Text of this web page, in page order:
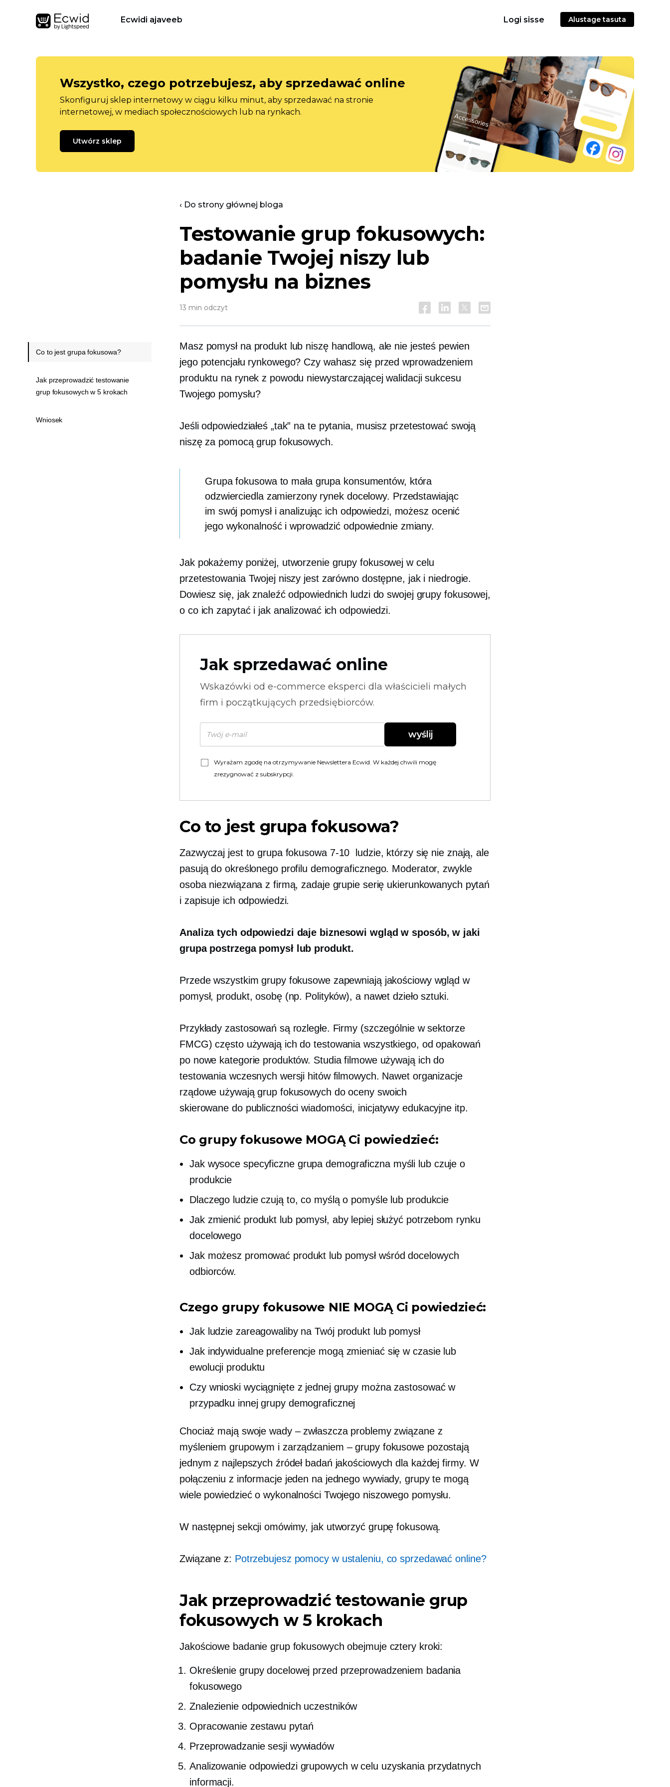
Ecwidi ajaveeb Logi sisse Alustage tasuta
Wszystko, czego potrzebujesz, aby sprzedawać online
Skonfiguruj sklep internetowy w ciągu kilku minut, aby sprzedawać na stronie
internetowej, w mediach społecznościowych lub na rynkach.
Utwórz sklep
‹ Do strony głównej bloga
Testowanie grup fokusowych:
badanie Twojej niszy lub
pomysłu na biznes
13 min odczyt
Masz pomysł na produkt lub niszę handlową, ale nie jesteś pewien
jego potencjału rynkowego? Czy wahasz się przed wprowadzeniem
produktu na rynek z powodu niewystarczającej walidacji sukcesu
Twojego pomysłu?
Jeśli odpowiedziałeś „tak” na te pytania, musisz przetestować swoją
niszę za pomocą grup fokusowych.
Grupa fokusowa to mała grupa konsumentów, która
odzwierciedla zamierzony rynek docelowy. Przedstawiając
im swój pomysł i analizując ich odpowiedzi, możesz ocenić
jego wykonalność i wprowadzić odpowiednie zmiany.
Jak pokażemy poniżej, utworzenie grupy fokusowej w celu
przetestowania Twojej niszy jest zarówno dostępne, jak i niedrogie.
Dowiesz się, jak znaleźć odpowiednich ludzi do swojej grupy fokusowej,
o co ich zapytać i jak analizować ich odpowiedzi.
Jak sprzedawać online
Wskazówki od e-commerce eksperci dla właścicieli małych
firm i początkujących przedsiębiorców.
wyślij
Wyrażam zgodę na otrzymywanie Newslettera Ecwid. W każdej chwili mogę
zrezygnować z subskrypcji.
Co to jest grupa fokusowa?
Zazwyczaj jest to grupa fokusowa 7-10
ludzie, którzy się nie znają, ale
pasują do określonego profilu demograficznego. Moderator, zwykle
osoba niezwiązana z firmą, zadaje grupie serię ukierunkowanych pytań
i zapisuje ich odpowiedzi.
Analiza tych odpowiedzi daje biznesowi wgląd w sposób, w jaki
grupa postrzega pomysł lub produkt.
Przede wszystkim grupy fokusowe zapewniają jakościowy wgląd w
pomysł, produkt, osobę (np. Polityków), a nawet dzieło sztuki.
Przykłady zastosowań są rozległe. Firmy (szczególnie w sektorze
FMCG) często używają ich do testowania wszystkiego, od opakowań
po nowe kategorie produktów. Studia filmowe używają ich do
testowania wczesnych wersji hitów filmowych. Nawet organizacje
rządowe używają grup fokusowych do oceny swoich
skierowane do publiczności wiadomości, inicjatywy edukacyjne itp.
Co grupy fokusowe MOGĄ Ci powiedzieć:
Jak wysoce specyficznegrupa demograficzna myśli lub czuje o
produkcie
Dlaczego ludzie czują to, co myślą o pomyśle lub produkcie
Jak zmienić produkt lub pomysł, aby lepiej służyć potrzebom rynku
docelowego
Jak możesz promować produkt lub pomysł wśród docelowych
odbiorców.
Czego grupy fokusowe NIE MOGĄ Ci powiedzieć:
Jak ludzie zareagowaliby na Twój produkt lub pomysł
Jak indywidualne preferencje mogą zmieniać się w czasie lub
ewolucji produktu
Czy wnioski wyciągnięte z jednej grupy można zastosować w
przypadku innej grupy demograficznej
Chociaż mają swoje wady – zwłaszcza problemy związane z
myśleniem grupowym i zarządzaniem – grupy fokusowe pozostają
jednym z najlepszych źródeł badań jakościowych dla każdej firmy. W
połączeniu z informacje jeden na jednego wywiady, grupy te mogą
wiele powiedzieć o wykonalności Twojego niszowego pomysłu.
W następnej sekcji omówimy, jak utworzyć grupę fokusową.
Związane z: Potrzebujesz pomocy w ustaleniu, co sprzedawać online?
Jak przeprowadzić testowanie grup
fokusowych w 5 krokach
Jakościowe badanie grup fokusowych obejmuje cztery kroki:
Określenie grupy docelowej przed przeprowadzeniem badania
fokusowego
Znalezienie odpowiednich uczestników
Opracowanie zestawu pytań
Przeprowadzanie sesji wywiadów
Analizowanie odpowiedzi grupowych w celu uzyskania przydatnych
informacji.
Co to jest grupa fokusowa?
Jak przeprowadzić testowanie
grup fokusowych w 5 krokach
Wniosek